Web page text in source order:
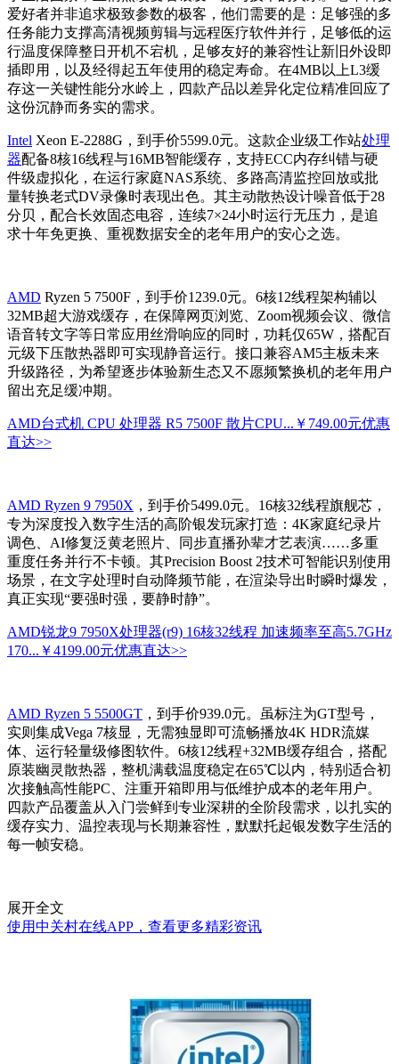
爱好者并非追求极致参数的极客，他们需要的是：足够强的多
任务能力支撑高清视频剪辑与远程医疗软件并行，足够低的运
行温度保障整日开机不宕机，足够友好的兼容性让新旧外设即
插即用，以及经得起五年使用的稳定寿命。在4MB以上L3缓
存这一关键性能分水岭上，四款产品以差异化定位精准回应了
这份沉静而务实的需求。
Intel Xeon E-2288G，到手价5599.0元。这款企业级工作站处理
器配备8核16线程与16MB智能缓存，支持ECC内存纠错与硬
件级虚拟化，在运行家庭NAS系统、多路高清监控回放或批
量转换老式DV录像时表现出色。其主动散热设计噪音低于28
分贝，配合长效固态电容，连续7×24小时运行无压力，是追
求十年免更换、重视数据安全的老年用户的安心之选。
AMD Ryzen 5 7500F，到手价1239.0元。6核12线程架构辅以
32MB超大游戏缓存，在保障网页浏览、Zoom视频会议、微信
语音转文字等日常应用丝滑响应的同时，功耗仅65W，搭配百
元级下压散热器即可实现静音运行。接口兼容AM5主板未来
升级路径，为希望逐步体验新生态又不愿频繁换机的老年用户
留出充足缓冲期。
AMD台式机 CPU 处理器 R5 7500F 散片CPU... ￥749.00元优惠
直达>>
AMD Ryzen 9 7950X ，到手价5499.0元。16核32线程旗舰芯，
专为深度投入数字生活的高阶银发玩家打造：4K家庭纪录片
调色、AI修复泛黄老照片、同步直播孙辈才艺表演……多重
重度任务并行不卡顿。其Precision Boost 2技术可智能识别使用
场景，在文字处理时自动降频节能，在渲染导出时瞬时爆发，
真正实现“要强时强，要静时静”。
AMD锐龙9 7950X处理器(r9) 16核32线程 加速频率至高5.7GHz
170... ￥4199.00元优惠直达>>
AMD Ryzen 5 5500GT ，到手价939.0元。虽标注为GT型号，
实则集成Vega 7核显，无需独显即可流畅播放4K HDR流媒
体、运行轻量级修图软件。6核12线程+32MB缓存组合，搭配
原装幽灵散热器，整机满载温度稳定在65℃以内，特别适合初
次接触高性能PC、注重开箱即用与低维护成本的老年用户。
四款产品覆盖从入门尝鲜到专业深耕的全阶段需求，以扎实的
缓存实力、温控表现与长期兼容性，默默托起银发数字生活的
每一帧安稳。
展开全文
使用中关村在线APP，查看更多精彩资讯